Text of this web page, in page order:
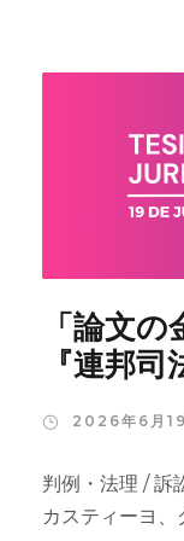
「論文
『連邦司
2026年6月
判例・法理 / 訴
カスティーヨ、